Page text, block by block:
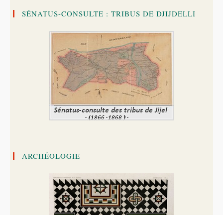
SÉNATUS-CONSULTE : TRIBUS DE DJIJDELLI
ARCHÉOLOGIE